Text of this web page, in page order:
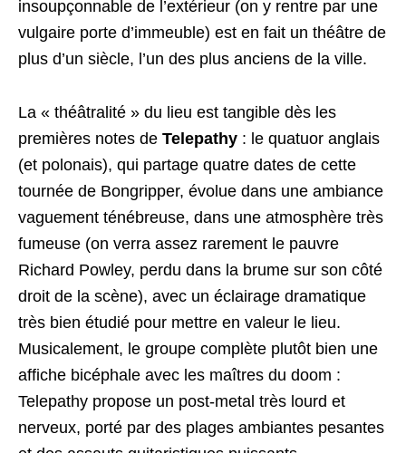
insoupçonnable de l’extérieur (on y rentre par une
vulgaire porte d’immeuble) est en fait un théâtre de
plus d’un siècle, l’un des plus anciens de la ville.
La « théâtralité » du lieu est tangible dès les
premières notes de Telepathy : le quatuor anglais
(et polonais), qui partage quatre dates de cette
tournée de Bongripper, évolue dans une ambiance
vaguement ténébreuse, dans une atmosphère très
fumeuse (on verra assez rarement le pauvre
Richard Powley, perdu dans la brume sur son côté
droit de la scène), avec un éclairage dramatique
très bien étudié pour mettre en valeur le lieu.
Musicalement, le groupe complète plutôt bien une
affiche bicéphale avec les maîtres du doom :
Telepathy propose un post-metal très lourd et
nerveux, porté par des plages ambiantes pesantes